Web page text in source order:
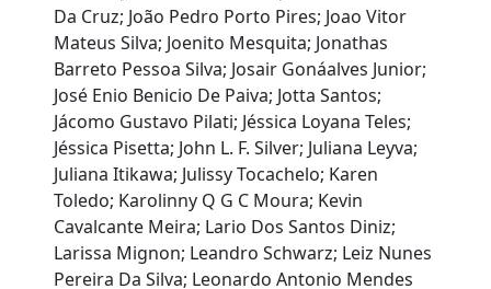
Da Cruz; João Pedro Porto Pires; Joao Vitor
Mateus Silva; Joenito Mesquita; Jonathas
Barreto Pessoa Silva; Josair Gonáalves Junior;
José Enio Benicio De Paiva; Jotta Santos;
Jácomo Gustavo Pilati; Jéssica Loyana Teles;
Jéssica Pisetta; John L. F. Silver; Juliana Leyva;
Juliana Itikawa; Julissy Tocachelo; Karen
Toledo; Karolinny Q G C Moura; Kevin
Cavalcante Meira; Lario Dos Santos Diniz;
Larissa Mignon; Leandro Schwarz; Leiz Nunes
Pereira Da Silva; Leonardo Antonio Mendes